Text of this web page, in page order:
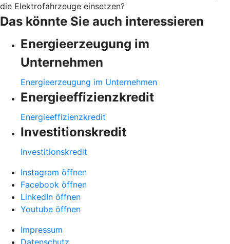
die Elektrofahrzeuge einsetzen?
Das könnte Sie auch interessieren
Energieerzeugung im
Unternehmen
Energieerzeugung im Unternehmen
Energieeffizienzkredit
Energieeffizienzkredit
Investitionskredit
Investitionskredit
Instagram öffnen
Facebook öffnen
LinkedIn öffnen
Youtube öffnen
Impressum
Datenschutz